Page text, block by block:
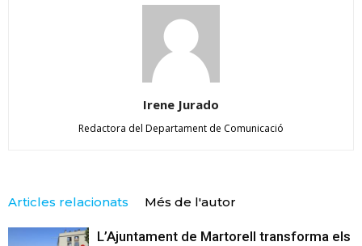
Irene Jurado
Redactora del Departament de Comunicació
Articles relacionats Més de l'autor
L’Ajuntament de Martorell transforma els